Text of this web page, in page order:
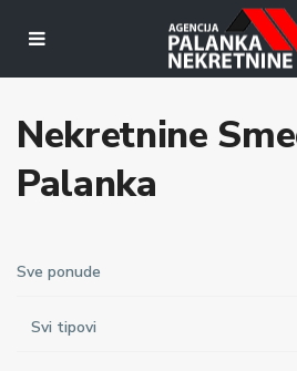
Nekretnine
Palanka
Sve ponude
Svi tipovi